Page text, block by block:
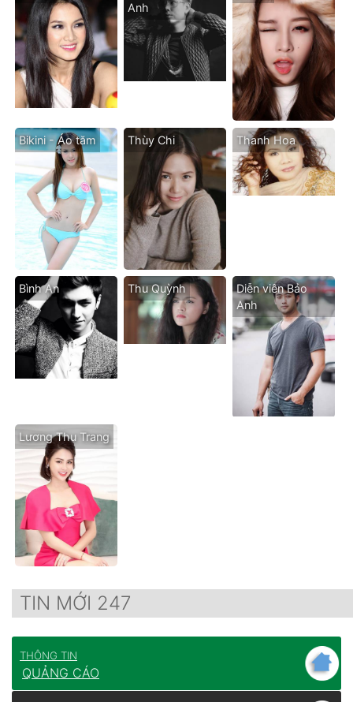
Anh
Bikini - Áo tăm Thùy Chi Thanh Hoa
Bình An Thu Quỳnh
Diễn viên Bảo
Anh
Lương Thu Trang
TIN MỚI 247
THÔNG TIN
QUẢNG CÁO